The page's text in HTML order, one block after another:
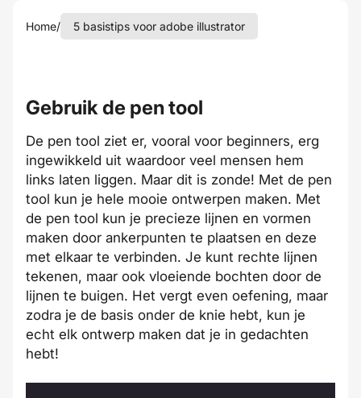
Home/ 5 basistips voor adobe illustrator
Gebruik de pen tool
De pen tool ziet er, vooral voor beginners, erg
ingewikkeld uit waardoor veel mensen hem
links laten liggen. Maar dit is zonde! Met de pen
tool kun je hele mooie ontwerpen maken. Met
de pen tool kun je precieze lijnen en vormen
maken door ankerpunten te plaatsen en deze
met elkaar te verbinden. Je kunt rechte lijnen
tekenen, maar ook vloeiende bochten door de
lijnen te buigen. Het vergt even oefening, maar
zodra je de basis onder de knie hebt, kun je
echt elk ontwerp maken dat je in gedachten
hebt!